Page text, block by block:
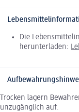
Die
herunterladen:
Trocken lagern
unzugänglich auf.